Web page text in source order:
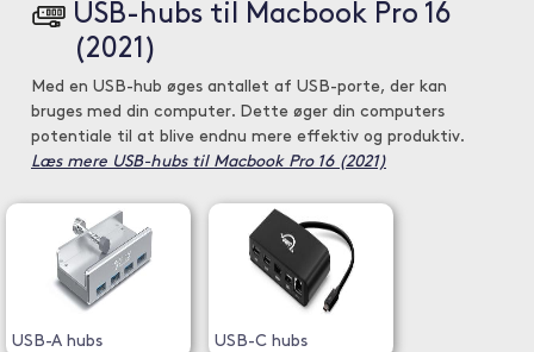
USB-hubs til Macbook Pro 16
(2021)
Med en USB-hub øges antallet af USB-porte, der kan
bruges med din computer. Dette øger din computers
potentiale til at blive endnu mere effektiv og produktiv.
Læs mere USB-hubs til Macbook Pro 16 (2021)
USB-A hubs USB-C hubs